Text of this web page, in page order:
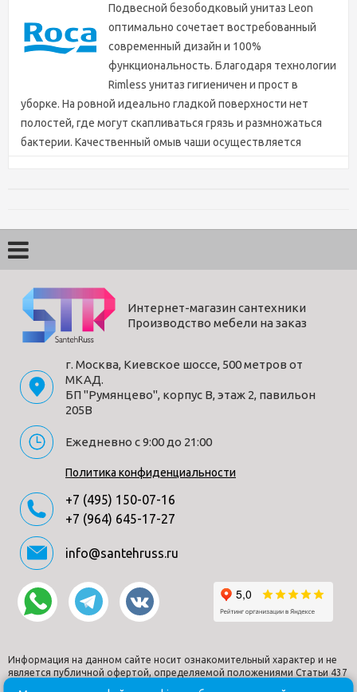
Подвесной безободковый унитаз Leon
оптимально сочетает востребованный
современный дизайн и 100%
функциональность. Благодаря технологии
Rimless унитаз гигиеничен и прост в
уборке. На ровной идеально гладкой поверхности нет
полостей, где могут скапливаться грязь и размножаться
бактерии. Качественный омыв чаши осуществляется
Характеристики
Цвет
Бренд
Ширина (мм)
360
Материал
фарфор
Гарантия
Дизайн
Тип монтажа
Комплектация
- Самовывоз из шоу-рума по адресу Киевское шоссе, 500
метров от МКАД. БП "Румянцево", корпус В, этаж 2,
Интернет-магазин сантехники
Производство мебели на заказ
г. Москва, Киевское шоссе, 500 метров от
МКАД.
БП "Румянцево", корпус В, этаж 2, павильон
205В
Ежедневно с 9:00 до 21:00
Политика конфиденциальности
+7 (495) 150-07-16
+7 (964) 645-17-27
info@santehruss.ru
Информация на данном сайте носит ознакомительный характер и не
является публичной офертой, определяемой положениями Статьи 437